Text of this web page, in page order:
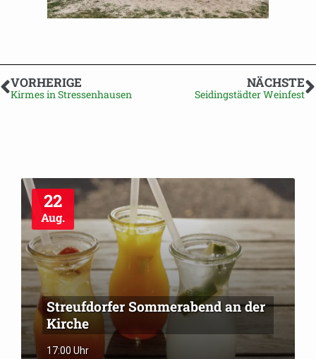
VORHERIGE
Kirmes in Stressenhausen
NÄCHSTE
Seidingstädter Weinfest
22
Aug.
Streufdorfer Sommerabend an der
Kirche
17:00 Uhr